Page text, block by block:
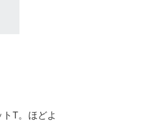
T。ほどよ